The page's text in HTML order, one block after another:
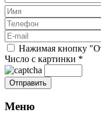
Нажимая кнопку
Число с картинки *
Меню